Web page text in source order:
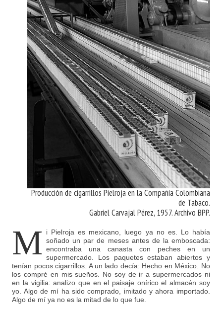
Producción de cigarrillos Pielroja en la Compañía Colombiana
de Tabaco.
Gabriel Carvajal Pérez, 1957. Archivo BPP.
M i Pielroja es mexicano, luego ya no es. Lo había
soñado un par de meses antes de la emboscada:
encontraba una canasta con peches en un
supermercado. Los paquetes estaban abiertos y
tenían pocos cigarrillos. A un lado decía: Hecho en México. No
los compré en mis sueños. No soy de ir a supermercados ni
en la vigilia: analizo que en el paisaje onírico el almacén soy
yo. Algo de mí ha sido comprado, imitado y ahora importado.
Algo de mí ya no es la mitad de lo que fue.